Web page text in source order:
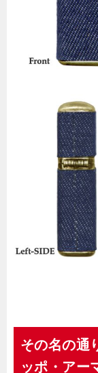
その名の通
ッポ・アー